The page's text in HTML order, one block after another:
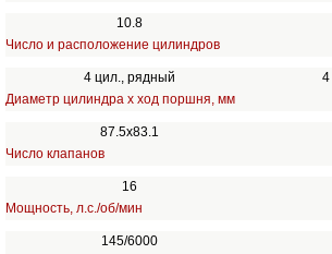
10.8
Число и расположение цилиндров
4 цил., рядный
Диаметр цилиндра х ход поршня, мм
87.5х83.1
Число клапанов
16
Мощность, л.с./об/мин
145/6000